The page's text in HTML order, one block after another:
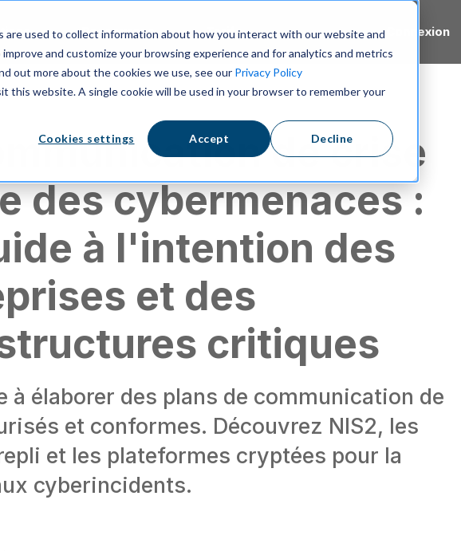
used to collect information about how you interact with our website and
and customize your browsing experience and for analytics and metrics
out more about the cookies we use, see our Privacy Policy
this website. A single cookie will be used in your browser to remember your
Cookies settings Accept Decline
Ressources Tarifs Connexion
de crise
des cybermenaces :
à l'intention des
et des
critiques
à élaborer des plans de communication de
et conformes. Découvrez NIS2, les
et les plateformes cryptées pour la
cyberincidents.